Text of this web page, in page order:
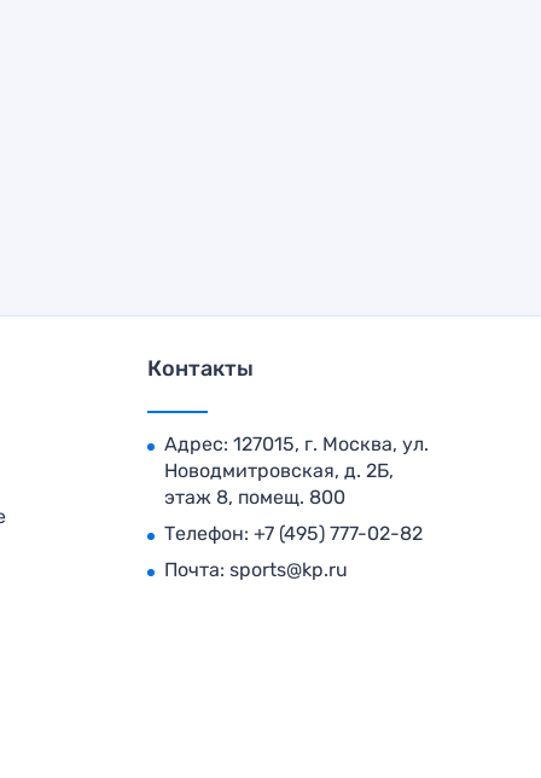
Контакты
Адрес: 127015, г. Москва, ул.
Новодмитровская, д. 2Б,
этаж 8, помещ. 800
Телефон: +7 (495) 777-02-82
Почта: sports@kp.ru